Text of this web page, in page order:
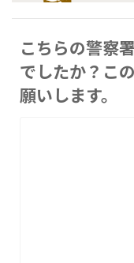
こちらの警察
でしたか？こ
願いします。